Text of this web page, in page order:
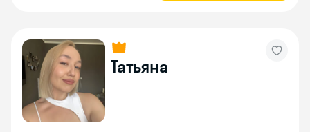
Татьяна